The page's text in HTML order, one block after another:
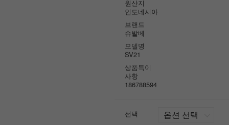
원산지
인도네시아
브랜드
슈발베
모델명
SV21
상품특이
사항
186788594
선택